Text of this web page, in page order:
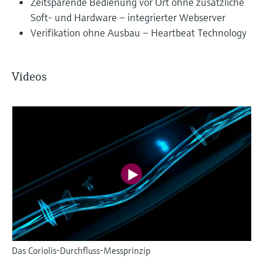
Soft- und Hardware – integrierter Webserver
Verifikation ohne Ausbau – Heartbeat Technology
Videos
Das Coriolis-Durchfluss-Messprinzip